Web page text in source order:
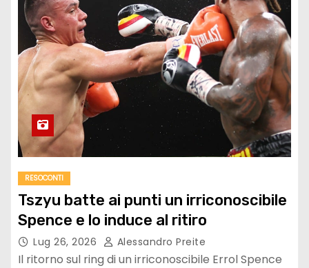
RESOCONTI
Tszyu batte ai punti un irriconoscibile
Spence e lo induce al ritiro
Lug 26, 2026 Alessandro Preite
Il ritorno sul ring di un irriconoscibile Errol Spence